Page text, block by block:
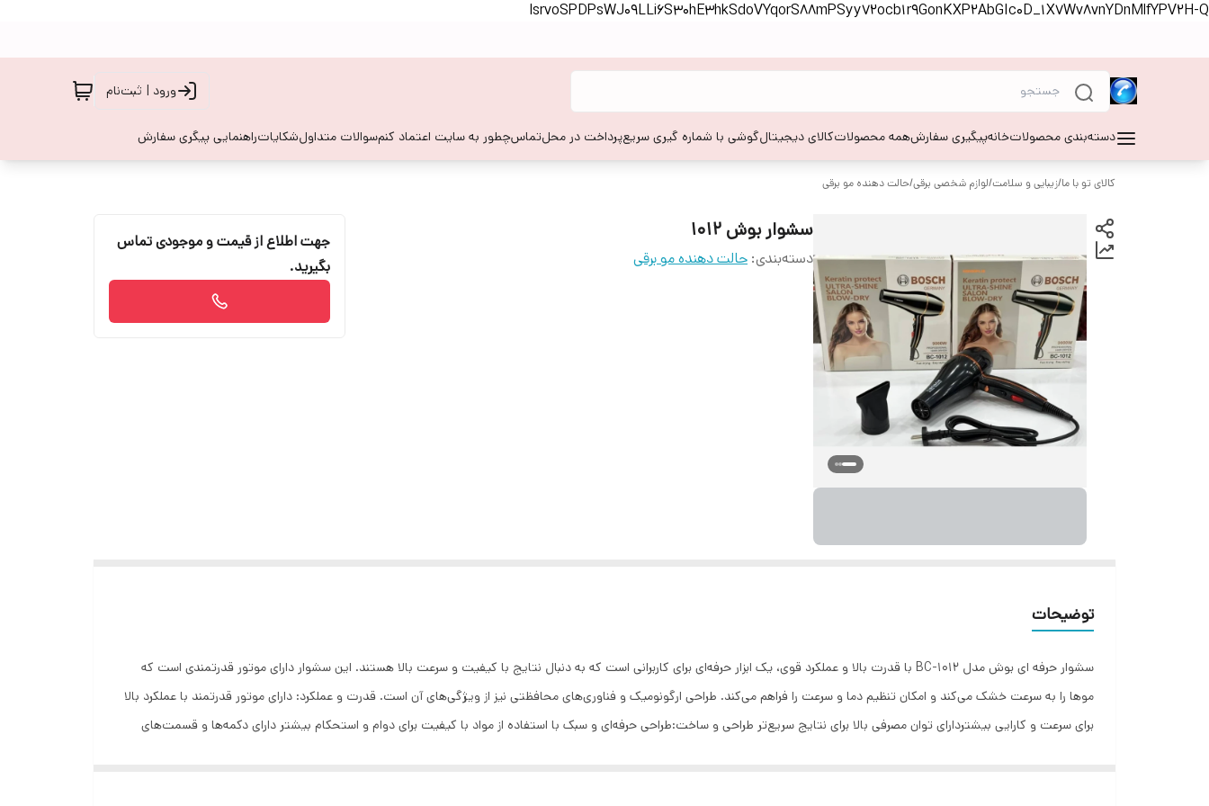
lsrvoSPDPsWJ09LLi6S30hE3hkSdoVYqorS88mPSyy72ocb1r9GonKXP2AbGIc0D_1X7Wv8vnYDnMlfYPV2H-Q
ورود | ثبت‌نام
دسته‌بندی محصولاتخانهپیگیری سفارشهمه محصولاتکالای دیجیتالگوشی با شماره گیری سریعپرداخت در محلتماسچطور به سایت اعتماد کنمسوالات متداولشکایاتراهنمایی پیگری سفارش
کالای تو با ما/زیبایی و سلامت/لوازم شخصی برقی/حالت دهنده مو برقی
سشوار بوش 1012
دسته‌بندی: حالت دهنده مو برقی
جهت اطلاع از قیمت و موجودی تماس
بگیرید.
توضیحات
سشوار حرفه‌ ای بوش مدل BC-1012 با قدرت بالا و عملکرد قوی، یک ابزار حرفه‌ای برای کاربرانی است که به دنبال نتایج با کیفیت و سرعت بالا هستند. این سشوار دارای موتور قدرتمندی است که
موها را به سرعت خشک می‌کند و امکان تنظیم دما و سرعت را فراهم می‌کند. طراحی ارگونومیک و فناوری‌های محافظتی نیز از ویژگی‌های آن است. قدرت و عملکرد: دارای موتور قدرتمند با عملکرد بالا
برای سرعت و کارایی بیشتردارای توان مصرفی بالا برای نتایج سریع‌تر طراحی و ساخت:طراحی حرفه‌ای و سبک با استفاده از مواد با کیفیت برای دوام و استحکام بیشتر دارای دکمه‌ها و قسمت‌های